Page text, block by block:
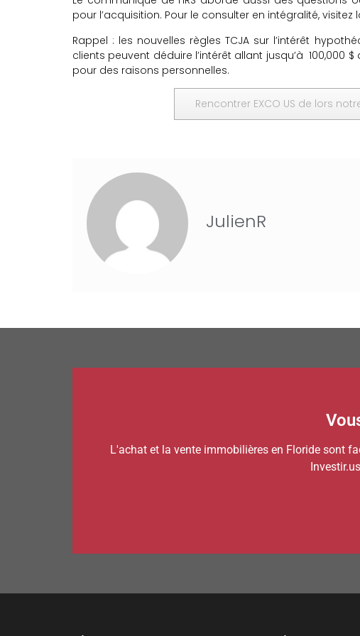
pour l’acquisition. Pour le consulter en intégralité, visitez
Rappel : les nouvelles règles TCJA sur l’intérêt
clients peuvent déduire l’intérêt allant jusqu’à
pour des raisons personnelles.
Rencontrer EXCO US de lors
JulienR
L'achat et la vente immobilières en Floride sont